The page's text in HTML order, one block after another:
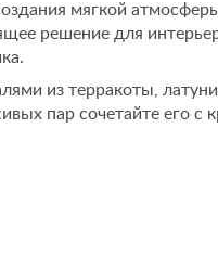
мягкой
решение для
из терракоты,
пар сочетайте его с